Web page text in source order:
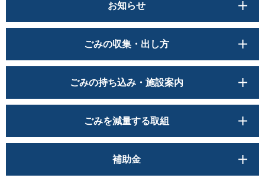
お知らせ
ごみの収集・出し方
ごみの持ち込み・施設案内
ごみを減量する取組
補助金